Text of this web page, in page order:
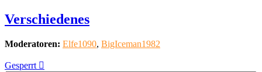
Verschiedenes
Moderatoren: Elfe1090, BigIceman1982
Gesperrt